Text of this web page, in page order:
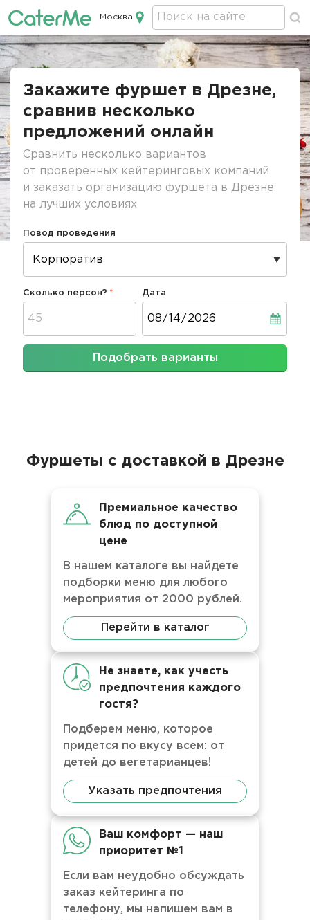
Кейтеринг в Москве
Москва
Строка
Закажите фуршет в Дрезне,
сравнив несколько
предложений онлайн
Сравнить несколько вариантов
от проверенных кейтеринговых компаний
и заказать организацию фуршета в Дрезне
на лучших условиях
Повод проведения
Сколько персон? Дата
Подобрать варианты
Фуршеты с доставкой в Дрезне
Премиальное качество
блюд по доступной
цене
В нашем каталоге вы найдете
подборки меню для любого
мероприятия от 2000 рублей.
Перейти в каталог
Не знаете, как учесть
предпочтения каждого
гостя?
Подберем меню, которое
придется по вкусу всем: от
детей до вегетарианцев!
Указать предпочтения
Ваш комфорт — наш
приоритет №1
Если вам неудобно обсуждать
заказ кейтеринга по
телефону, мы напишем вам в